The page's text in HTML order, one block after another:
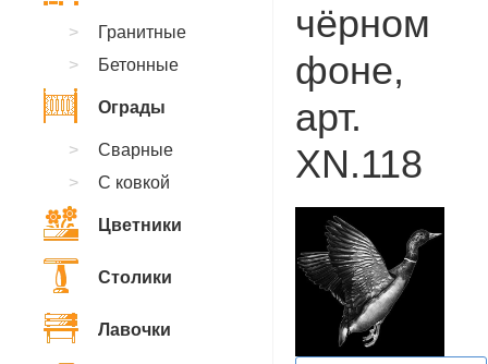
чёрном
фоне,
арт.
XN.118
Гранитные
Бетонные
Ограды
Сварные
С ковкой
Цветники
Столики
Лавочки